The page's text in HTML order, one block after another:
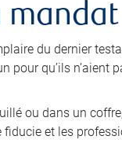
mandat
du dernier
pour qu’ils n’aient
ou dans un
et les